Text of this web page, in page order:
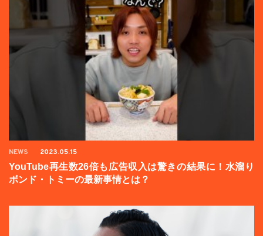
NEWS 2023.05.15
YouTube再生数26倍も広告収入は驚きの結果に！水溜り
ボンド・トミーの最新事情とは？